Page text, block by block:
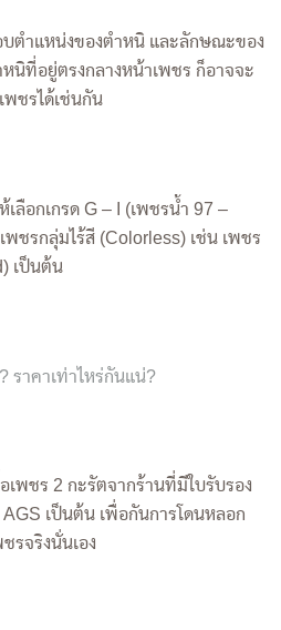
บตำแหน่งของตำหนิ และลักษณะของ
นิที่อยู่ตรงกลางหน้าเพชร ก็อาจจะ
พชรได้เช่นกัน
ลือกเกรด G – I (เพชรน้ำ 97 –
พชรกลุ่มไร้สี (Colorless) เช่น เพชร
เป็นต้น
ราคาเท่าไหร่กันแน่?
พชร 2 กะรัตจากร้านที่มีใบรับรอง
เป็นต้น เพื่อกันการโดนหลอก
รจริงนั่นเอง